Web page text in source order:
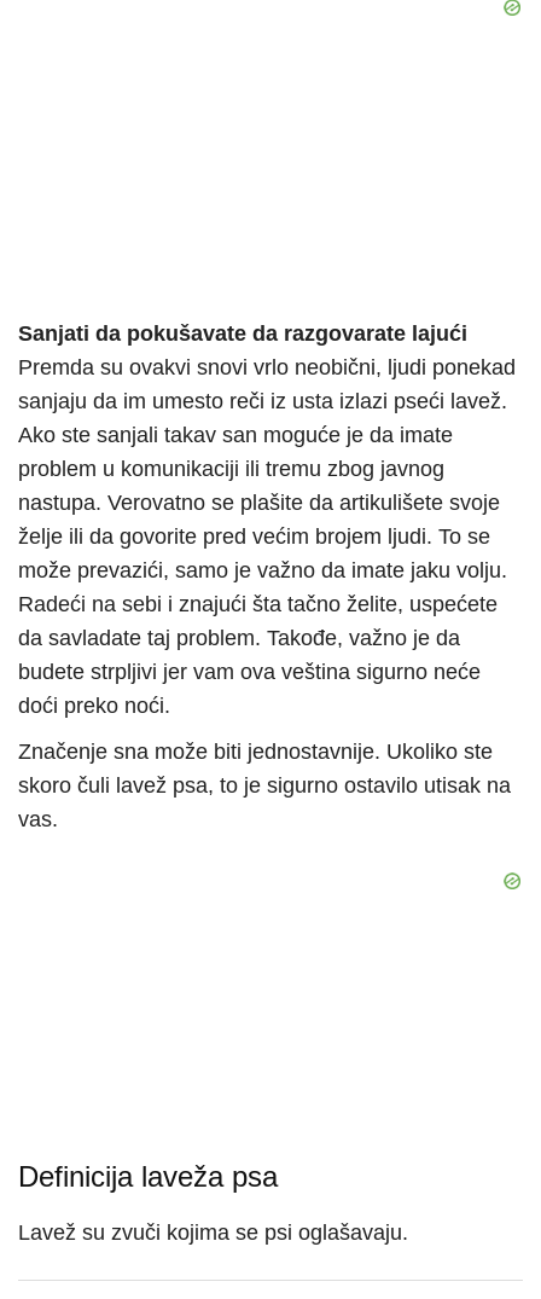
Sanjati da pokušavate da razgovarate lajući
Premda su ovakvi snovi vrlo neobični, ljudi ponekad
sanjaju da im umesto reči iz usta izlazi pseći lavež.
Ako ste sanjali takav san moguće je da imate
problem u komunikaciji ili tremu zbog javnog
nastupa. Verovatno se plašite da artikulišete svoje
želje ili da govorite pred većim brojem ljudi. To se
može prevazići, samo je važno da imate jaku volju.
Radeći na sebi i znajući šta tačno želite, uspećete
da savladate taj problem. Takođe, važno je da
budete strpljivi jer vam ova veština sigurno neće
doći preko noći.
Značenje sna može biti jednostavnije. Ukoliko ste
skoro čuli lavež psa, to je sigurno ostavilo utisak na
vas.
Definicija laveža psa
Lavež su zvuči kojima se psi oglašavaju.